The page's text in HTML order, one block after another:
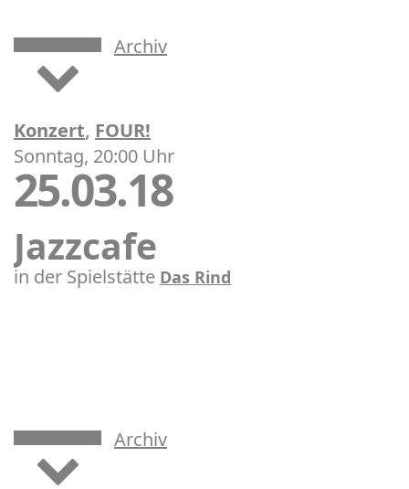
Konzert, FOUR!
Archiv
Sonntag, 20:00 Uhr
25.03.18
Jazzcafe
in der Spielstätte Das Rind
Archiv